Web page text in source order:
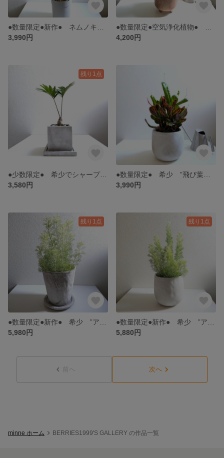
3,990円
4,200円
残り1点
●少数限定● 希少でシャープなソテツ ”ザミア・フロリダーナ スクエア鉢/受皿セット” 観葉植物 塊根植物 メキシコソテツ インテリアグリーン 植物 おしゃれ ギフト
3,580円
3,990円
残り1点
5,980円
残り1点
5,880円
前へ 次へ
minne ホーム BERRIES1999'S GALLERY の作品一覧